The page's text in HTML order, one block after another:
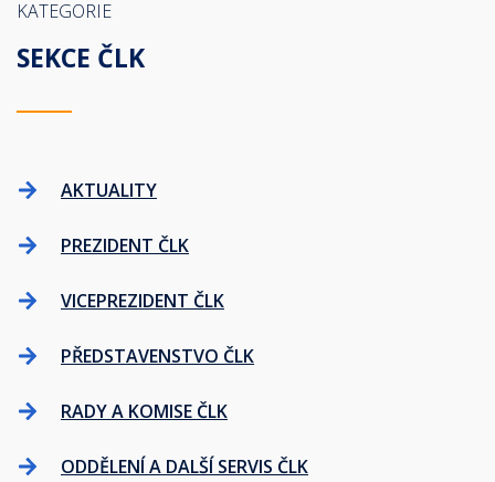
KATEGORIE
SEKCE ČLK
AKTUALITY
PREZIDENT ČLK
VICEPREZIDENT ČLK
PŘEDSTAVENSTVO ČLK
RADY A KOMISE ČLK
ODDĚLENÍ A DALŠÍ SERVIS ČLK